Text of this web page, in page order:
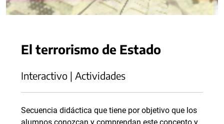
El terrorismo de Estado
Interactivo | Actividades
Secuencia didáctica que tiene por objetivo que los